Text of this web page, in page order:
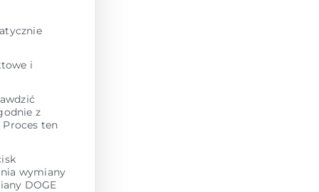
i
z
ten
wymiany
DOGE